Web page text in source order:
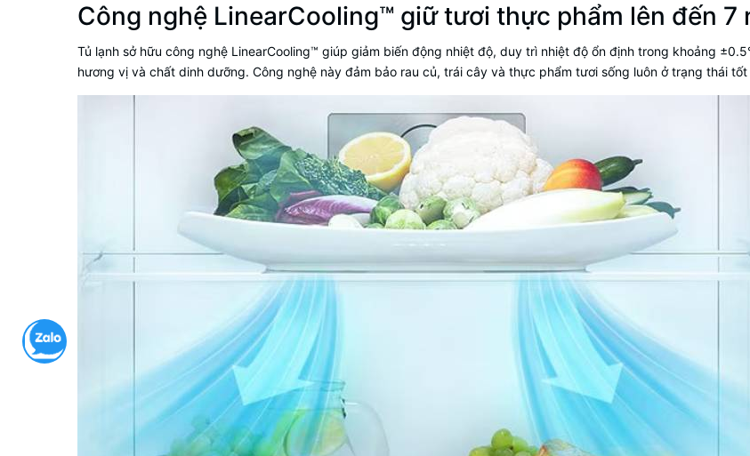
Công nghệ LinearCooling™ giữ tươi thực phẩm lên đến 7
Tủ lạnh sở hữu công nghệ LinearCooling™ giúp giảm biến động nhiệt độ, duy trì nhiệt độ ổn định trong khoảng
hương vị và chất dinh dưỡng. Công nghệ này đảm bảo rau củ, trái cây và thực phẩm tươi sống luôn ở trạng thái